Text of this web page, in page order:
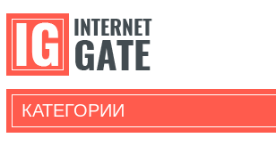
КАТЕГОРИИ